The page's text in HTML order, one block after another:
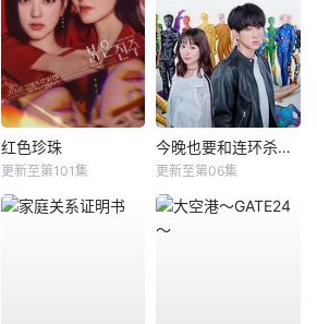
红色珍珠
更新至第101集
今晚也要和连环杀手约会
更新至第06集